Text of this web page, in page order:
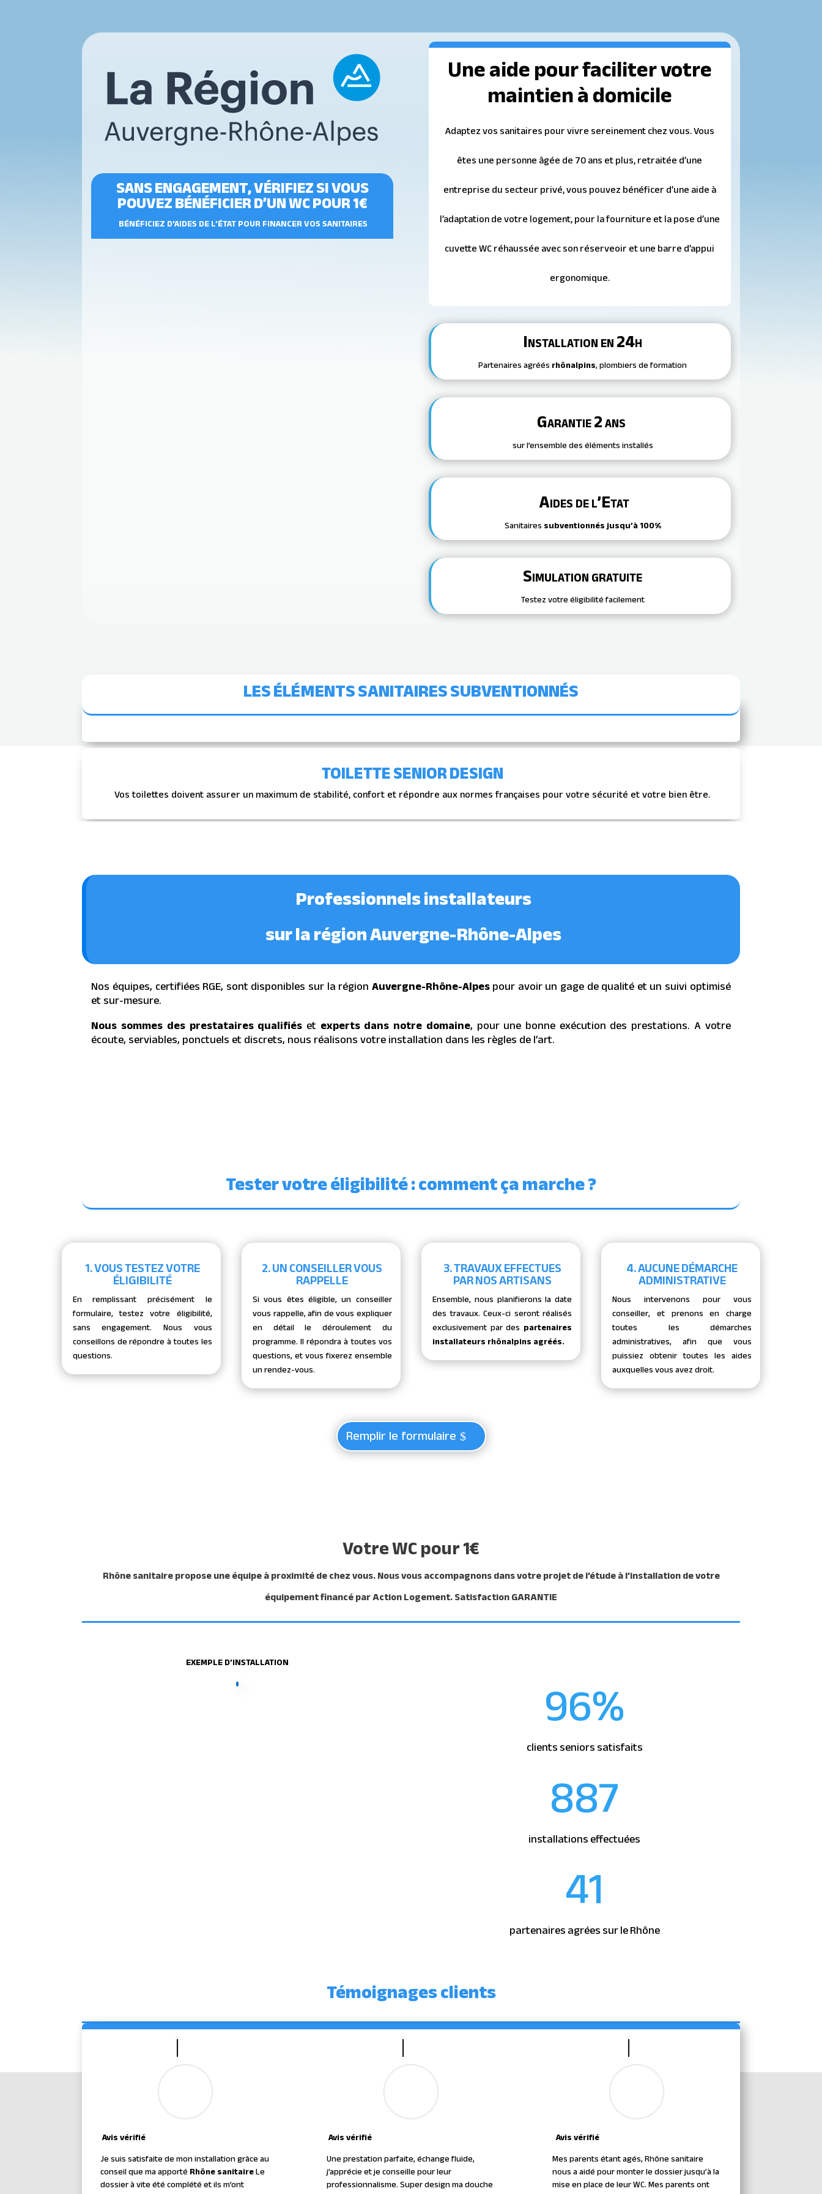
SANS ENGAGEMENT, VÉRIFIEZ SI VOUS
POUVEZ BÉNÉFICIER D’UN WC POUR 1€
BÉNÉFICIEZ D’AIDES DE L’ÉTAT POUR FINANCER VOS SANITAIRES
Une aide pour faciliter votre
maintien à domicile
Adaptez vos sanitaires pour vivre sereinement chez vous. Vous
êtes une personne âgée de 70 ans et plus, retraitée d’une
entreprise du secteur privé, vous pouvez bénéficer d’une aide à
l’adaptation de votre logement, pour la fourniture et la pose d’une
cuvette WC réhaussée avec son réserveoir et une barre d’appui
ergonomique.
Installation en 24h
Partenaires agréés rhônalpins, plombiers de formation
Garantie 2 ans
sur l’ensemble des éléments installés
Aides de l’Etat
Sanitaires subventionnés jusqu’à 100%
Simulation gratuite
Testez votre éligibilité facilement
LES ÉLÉMENTS SANITAIRES SUBVENTIONNÉS
TOILETTE SENIOR DESIGN
Vos toilettes doivent assurer un maximum de stabilité, confort et répondre aux normes françaises pour votre sécurité et votre bien être.
Professionnels installateurs
sur la région Auvergne-Rhône-Alpes
Nos équipes, certifiées RGE, sont disponibles sur la région Auvergne-Rhône-Alpespour avoir un gage de qualité et un suivi optimisé
et sur-mesure.
Nous sommes des prestataires qualifiés et experts dans notre domaine, pour une bonne exécution des prestations. A votre
écoute, serviables, ponctuels et discrets, nous réalisons votre installation dans les règles de l’art.
Tester votre éligibilité : comment ça marche ?
1. VOUS TESTEZ VOTRE
ÉLIGIBILITÉ
En remplissant précisément le
formulaire, testez votre éligibilité,
sans engagement. Nous vous
conseillons de répondre à toutes les
questions.
2. UN CONSEILLER VOUS
RAPPELLE
Si vous êtes éligible, un conseiller
vous rappelle, afin de vous expliquer
en détail le déroulement du
programme. Il répondra à toutes vos
questions, et vous fixerez ensemble
un rendez-vous.
3. TRAVAUX EFFECTUES
PAR NOS ARTISANS
Ensemble, nous planifierons la date
des travaux.Ceux-ci seront réalisés
exclusivement par des partenaires
installateurs rhônalpins agréés.
4. AUCUNE DÉMARCHE
ADMINISTRATIVE
Nous intervenons pour vous
conseiller, et prenons en charge
toutes les démarches
administratives, afin que vous
puissiez obtenir toutes les aides
auxquelles vous avez droit.
Remplir le formulaire
Votre WC pour 1€
Rhône sanitaire propose une équipe à proximité de chez vous. Nous vous accompagnons dans votre projet de l’étude à l’installation de votre
équipement financé par Action Logement. Satisfaction GARANTIE
EXEMPLE D’INSTALLATION
96%
clients seniors satisfaits
887
installations effectuées
41
partenaires agrées sur le Rhône
Témoignages clients
Avis vérifié
Je suis satisfaite de mon installation grâce au
conseil que ma apporté Rhône sanitaireLe
dossier à vite été complété et ils m’ont
Avis vérifié
Une prestation parfaite, échange fluide,
j’apprécie et je conseille pour leur
professionnalisme. Super design ma douche
Avis vérifié
Mes parents étant agés, Rhône sanitaire
nous a aidé pour monter le dossier jusqu’à la
mise en place de leur WC. Mes parents ont